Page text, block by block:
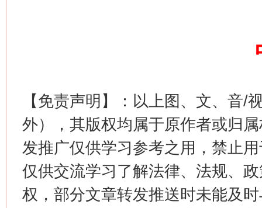
【免责声明】：以上图、文、音/
外），其版权均属于原作者或归
发推广仅供学习参考之用，禁止
仅供交流学习了解法律、法规、
权，部分文章转发推送时未能及